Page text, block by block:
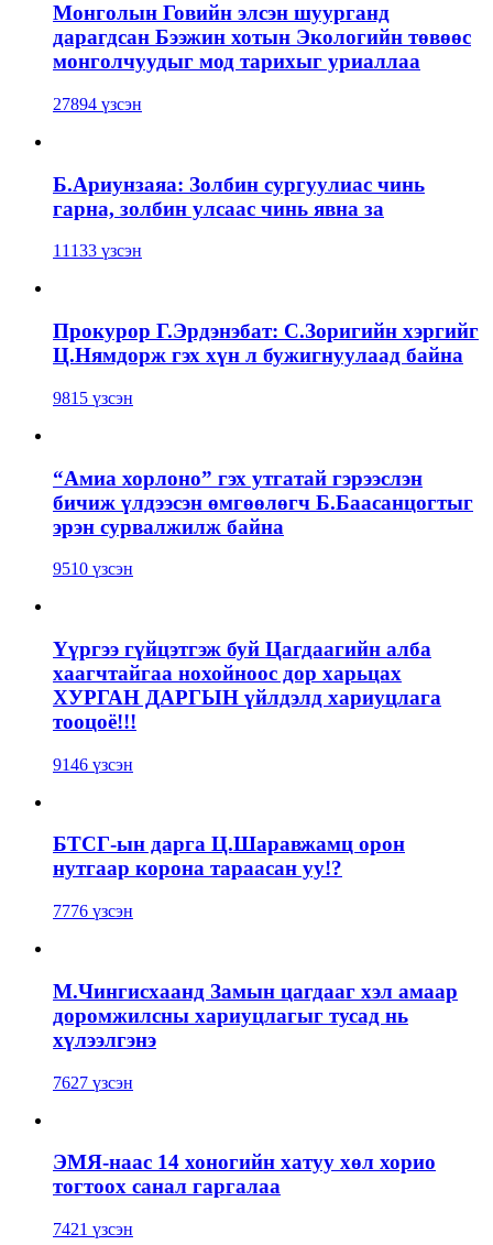
Монголын Говийн элсэн шуурганд
дарагдсан Бээжин хотын Экологийн төвөөс
монголчуудыг мод тарихыг уриаллаа
27894 үзсэн
Б.Ариунзаяа: Золбин сургуулиас чинь
гарна, золбин улсаас чинь явна за
11133 үзсэн
Прокурор Г.Эрдэнэбат: С.Зоригийн хэргийг
Ц.Нямдорж гэх хүн л бужигнуулаад байна
9815 үзсэн
“Амиа хорлоно” гэх утгатай гэрээслэн
бичиж үлдээсэн өмгөөлөгч Б.Баасанцогтыг
эрэн сурвалжилж байна
9510 үзсэн
Үүргээ гүйцэтгэж буй Цагдаагийн алба
хаагчтайгаа нохойноос дор харьцах
ХУРГАН ДАРГЫН үйлдэлд хариуцлага
тооцоё!!!
9146 үзсэн
БТСГ-ын дарга Ц.Шаравжамц орон
нутгаар корона тараасан уу!?
7776 үзсэн
М.Чингисхаанд Замын цагдааг хэл амаар
доромжилсны хариуцлагыг тусад нь
хүлээлгэнэ
7627 үзсэн
ЭМЯ-наас 14 хоногийн хатуу хөл хорио
тогтоох санал гаргалаа
7421 үзсэн